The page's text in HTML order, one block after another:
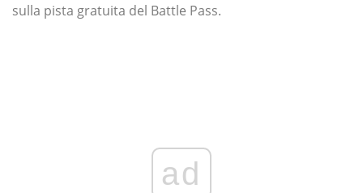
sulla pista gratuita del Battle Pass.
ad